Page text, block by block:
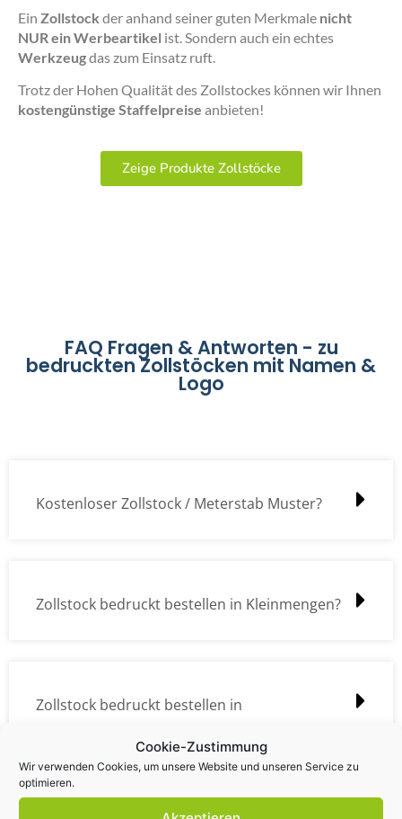
Cookie-Zustimmung
Wir verwenden Cookies, um unsere Website und unseren Service zu
optimieren.
Ein Zollstock der anhand seiner guten Merkmale nicht
NUR ein Werbeartikel ist. Sondern auch ein echtes
Werkzeugdas zum Einsatz ruft.
Trotz der Hohen Qualität des Zollstockes können wir Ihnen
kostengünstige Staffelpreise anbieten!
Zeige Produkte Zollstöcke
FAQ Fragen & Antworten - zu
bedruckten Zollstöcken mit Namen &
Logo
Kostenloser Zollstock / Meterstab Muster?
Zollstock bedruckt bestellen in Kleinmengen?
Zollstock bedruckt bestellen in